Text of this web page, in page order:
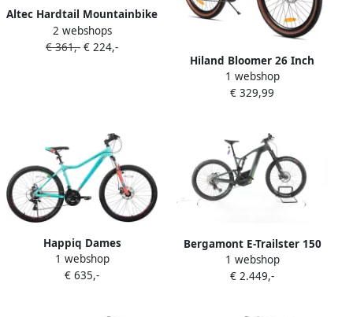
Altec Hardtail Mountainbike
Camaro MTB 27.5 Inch 45
cm Unisex 21V V-Brakes
2 webshops
€ 361,- € 224,-
Hiland Bloomer 26 Inch
Mountainbike 7
Versnellingen Hardtail MTB
Volwassen Groen
1 webshop
€ 329,99
Happiq Dames
mountainbike – Voor
volwassenen – 21
1 webshop
€ 635,-
Bergamont E-Trailster 150
Expert Elektrische full-
suspension mountainbike
1 webshop
€ 2.449,-